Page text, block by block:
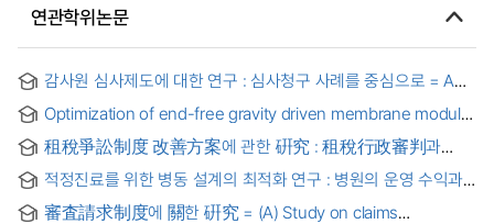
연관학위논문
감사원 심사제도에 대한 연구 : 심사청구 사례를 중심으로 = A
Studies -
Optimization of end-free gravity driven membrane module
and cleaning for drinking water treatment
租稅爭訟制度 改善方案에 관한 硏究 : 租稅行政審判과
적정진료를 위한 병동 설계의 최적화 연구 : 병원의 운영 수익과
입원환자의 진료수준을 고려하여
審査請求制度에 關한 硏究 = (A) Study on claims